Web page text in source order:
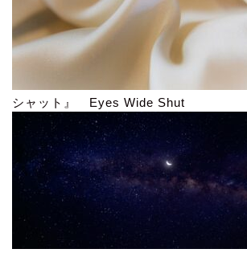
シャット』 Eyes Wide Shut